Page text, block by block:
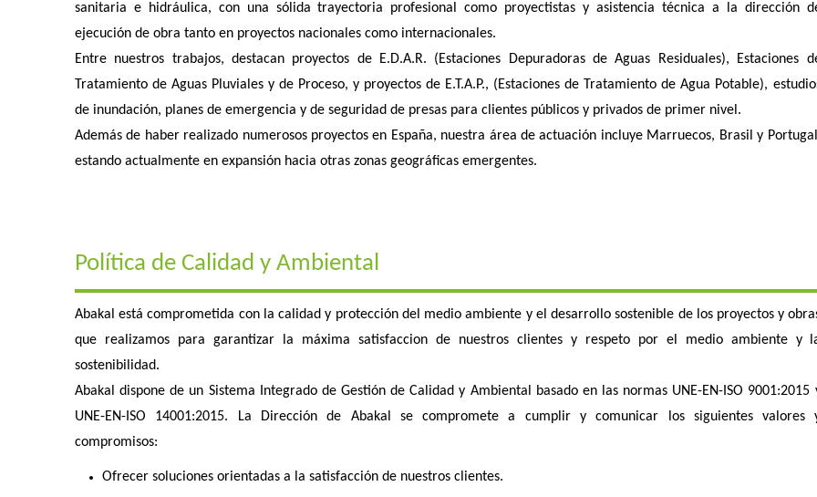
sanitaria e hidráulica, con una sólida trayectoria profesional como proyectistas y asistencia técnica a la dirección
ejecución de obra tanto en proyectos nacionales como internacionales.
Entre nuestros trabajos, destacan proyectos de E.D.A.R. (Estaciones Depuradoras de Aguas Residuales), Estaciones
Tratamiento de Aguas Pluviales y de Proceso, y proyectos de E.T.A.P., (Estaciones de Tratamiento de Agua Potable),
de inundación, planes de emergencia y de seguridad de presas para clientes públicos y privados de primer nivel.
Además de haber realizado numerosos proyectos en España, nuestra área de actuación incluye Marruecos, Brasil y
estando actualmente en expansión hacia otras zonas geográficas emergentes.
Política de Calidad y Ambiental
Abakal está comprometida con la calidad y protección del medio ambiente y el desarrollo sostenible de los proyectos y
que realizamos para garantizar la máxima satisfaccion de nuestros clientes y respeto por el medio ambiente y
sostenibilidad.
Abakal dispone de un Sistema Integrado de Gestión de Calidad y Ambiental basado en las normas UNE-EN-ISO 9001:2015
UNE-EN-ISO 14001:2015. La Dirección de Abakal se compromete a cumplir y comunicar los siguientes valores
compromisos:
Ofrecer soluciones orientadas a la satisfacción de nuestros clientes.